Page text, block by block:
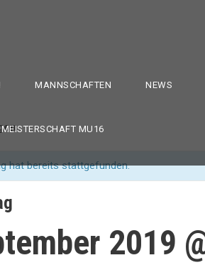
MANNSCHAFTEN NEWS
MU16
hat bereits stattgefunden.
2019